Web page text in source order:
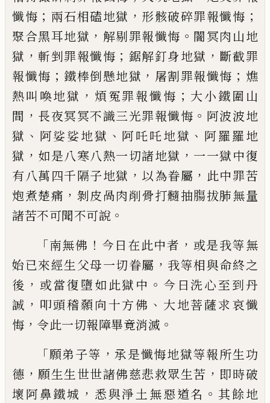
懺悔 ； 兩石相磕地獄 ， 形骸破碎罪報懺悔 ；
聚合黑耳地獄 ， 解剔罪報懺悔 。 闇冥肉山地
獄 ，斬剉罪報懺悔 ； 鋸解釘身地獄 ， 斷截罪
報懺悔 ； 鐵棒倒懸地獄 ， 屠割罪報懺悔 ； 燋
熱叫喚地獄 ， 煩冤罪報懺悔 ； 大小鐵圍山
間 ， 長夜冥冥不識三光罪報懺悔 。 阿波波地
獄 、 阿娑娑地獄 、 阿吒吒地獄 、 阿羅羅地
獄 ， 如是八寒八熱一切諸地獄 ， 一一獄中復
有八萬四千隔子地獄 ， 以為眷屬 ， 此中罪苦
炮煮楚痛 ， 剝皮咼肉削骨打髓抽膓拔肺無量
諸苦不可聞不可說 。
「南無佛 ！ 今日在此中者 ， 或是我等無
始已來經生父母一切眷屬 ， 我等相與命終之
後 ， 或當復墮如此獄 中 。 今日洗心至到丹
誠 ， 叩頭稽顙向十方佛 、 大地菩薩求哀懺
悔 ， 令此一切報障畢竟消滅 。
「願弟子等 ，承是懺悔地獄等報所生功
德 ， 願生生世世諸佛慈悲救眾生苦 ， 即時破
壞阿鼻鐵城 ， 悉與淨土無惡道名 。 其餘地